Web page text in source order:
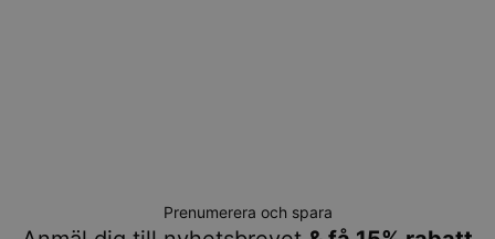
Prenumerera och spara